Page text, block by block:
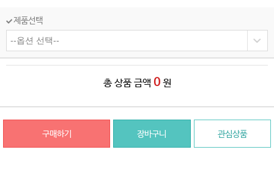
제품선택
총 상품 금액 0 원
구매하기 장바구니 관심상품